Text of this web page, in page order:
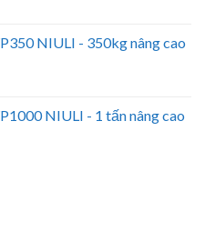
NIULI - 350kg nâng cao
NIULI - 1 tấn nâng cao